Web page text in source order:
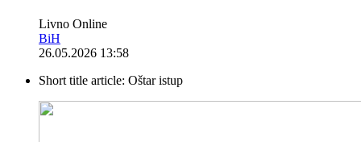
Livno Online
BiH
26.05.2026 13:58
Short title article: Oštar istup